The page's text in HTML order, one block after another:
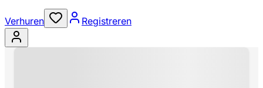
Verhuren Registreren